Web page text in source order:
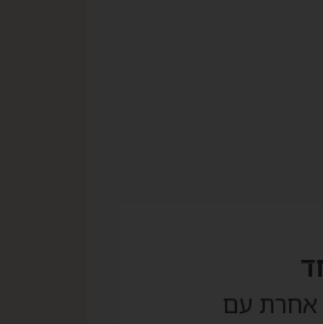
אחרת עם